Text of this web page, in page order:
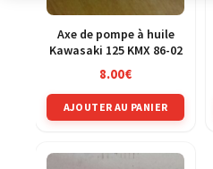
Axe de pompe à huile
Kawasaki 125 KMX 86-02
8.00€
AJOUTER AU PANIER